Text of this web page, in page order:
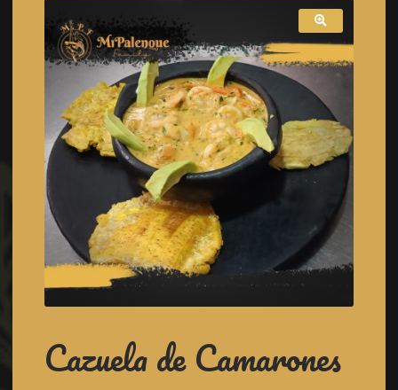
ACOMPAÑANTES
ENCUESTA DE SATISFACCIÓN
Cazuela de Camarones